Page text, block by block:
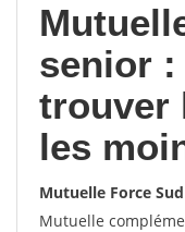
senior
trouver
les
Mutuelle Force Sud
Mutuelle